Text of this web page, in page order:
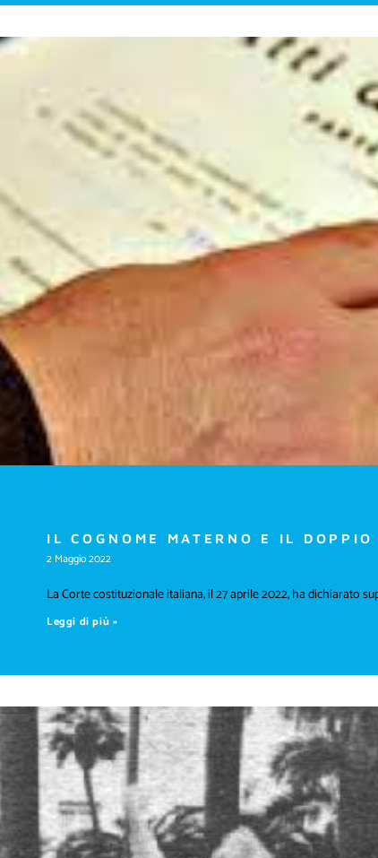
IL COGNOME MATERNO E IL
2 Maggio 2022
La Corte costituzionale italiana, il 27 aprile 2022, ha dichiarato
Leggi di più »